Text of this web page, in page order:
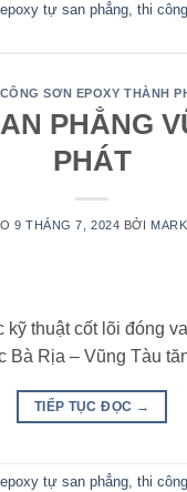
tự san phẳng, thi
SƠN EPOXY THÀNH
PHẲNG
PHÁT
9 THÁNG 7, 2024 BỞI
thuật cốt lõi đóng
Rịa – Vũng Tàu
TIẾP TỤC ĐỌC →
tự san phẳng, thi